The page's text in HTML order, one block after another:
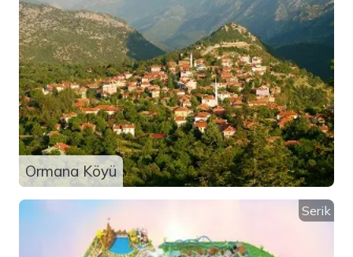
Ormana Köyü
Serik